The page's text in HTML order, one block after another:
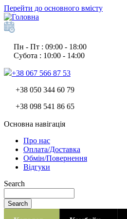
Перейти до основного вмісту
Пн - Пт : 09:00 - 18:00
Субота : 10:00 - 14:00
+38 067 566 87 53
+38 050 344 60 79
+38 098 541 86 65
Основна навігація
Про нас
Оплата/Доставка
Обмін/Повернення
Відгуки
Search
Search